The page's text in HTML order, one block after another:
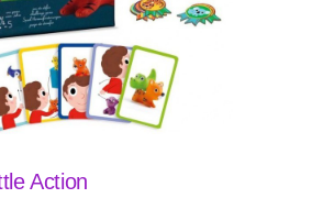
Action